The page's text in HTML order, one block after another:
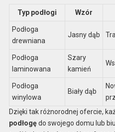
Typ podłogi Wzór
Podłoga
drewniana
Jasny dąb
Podłoga
laminowana
Szary
kamień
Podłoga
winylowa
Biały dąb
Dzięki tak różnorodnej ofercie,
podłogędo swojego domu lub